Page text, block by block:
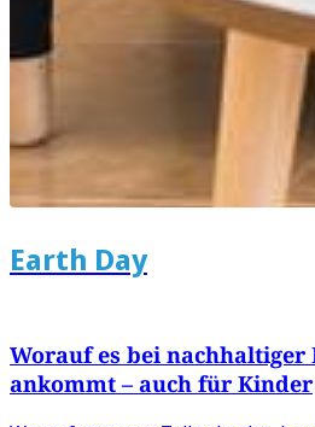
Earth Day
Worauf es bei nachhaltiger
ankommt – auch für Kinder